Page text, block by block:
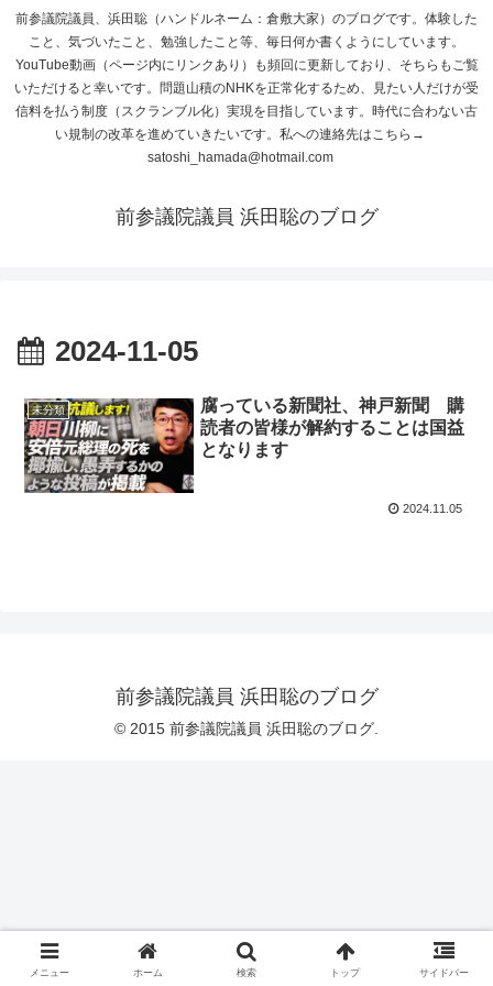
前参議院議員、浜田聡（ハンドルネーム：倉敷大家）のブログです。体験した
こと、気づいたこと、勉強したこと等、毎日何か書くようにしています。
YouTube動画（ページ内にリンクあり）も頻回に更新しており、そちらもご覧
いただけると幸いです。問題山積のNHKを正常化するため、見たい人だけが受
信料を払う制度（スクランブル化）実現を目指しています。時代に合わない古
い規制の改革を進めていきたいです。私への連絡先はこちら→
satoshi_hamada@hotmail.com
前参議院議員 浜田聡のブログ
2024-11-05
未分類
腐っている新聞社、神戸新聞 購
読者の皆様が解約することは国益
となります
2024.11.05
前参議院議員 浜田聡のブログ
© 2015 前参議院議員 浜田聡のブログ.
メニュー ホーム 検索 トップ サイドバー